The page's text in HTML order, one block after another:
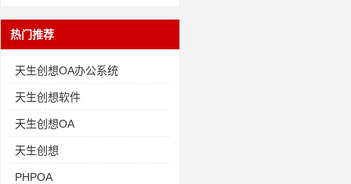
热门推荐
天生创想OA办公系统
天生创想软件
天生创想OA
天生创想
PHPOA